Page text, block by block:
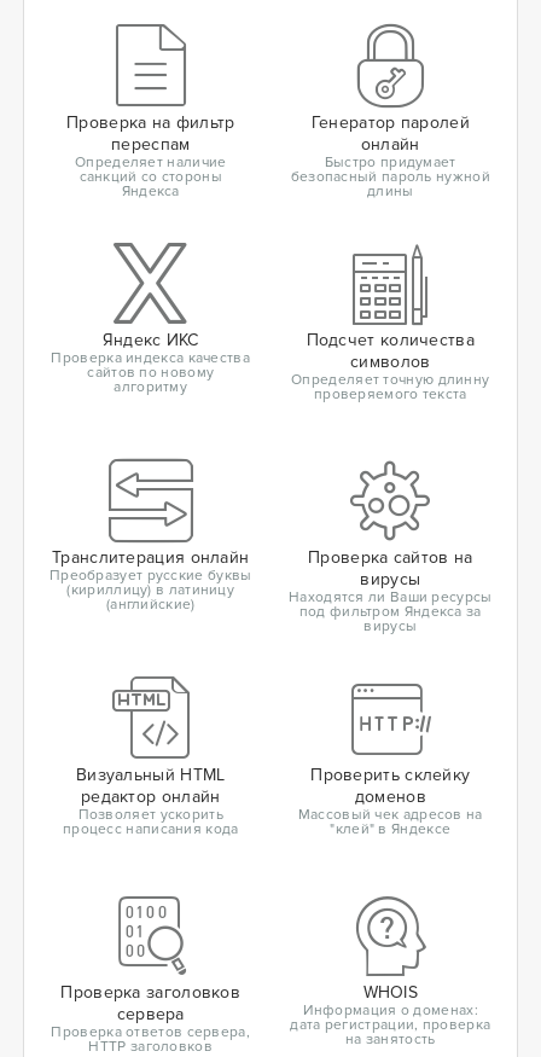
Проверка на фильтр
переспам
Определяет наличие
санкций со стороны
Яндекса
Генератор паролей
онлайн
Быстро придумает
безопасный пароль нужной
длины
Яндекс ИКС
Проверка индекса качества
сайтов по новому
алгоритму
Подсчет количества
символов
Определяет точную длинну
проверяемого текста
Транслитерация онлайн
Преобразует русские буквы
(кириллицу) в латиницу
(английские)
Проверка сайтов на
вирусы
Находятся ли Ваши ресурсы
под фильтром Яндекса за
вирусы
Визуальный HTML
редактор онлайн
Позволяет ускорить
процесс написания кода
Проверить склейку
доменов
Массовый чек адресов на
"клей" в Яндексе
Проверка заголовков
сервера
Проверка ответов сервера,
HTTP заголовков
WHOIS
Информация о доменах:
дата регистрации, проверка
на занятость